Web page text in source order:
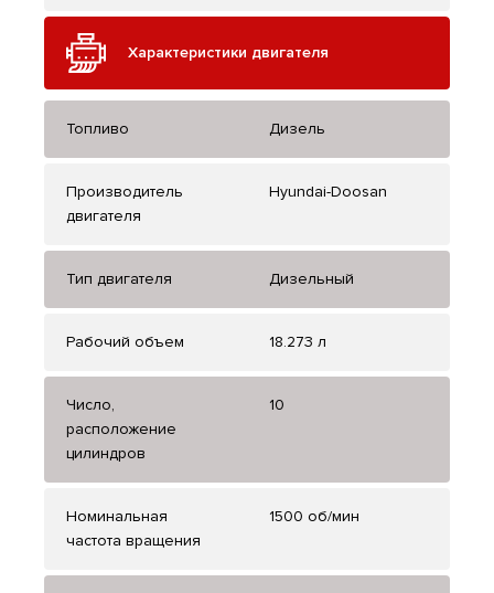
Характеристики двигателя
Топливо Дизель
Производитель
двигателя
Hyundai-Doosan
Тип двигателя Дизельный
Рабочий объем 18.273 л
Число,
расположение
цилиндров
10
Номинальная
частота вращения
1500 об/мин